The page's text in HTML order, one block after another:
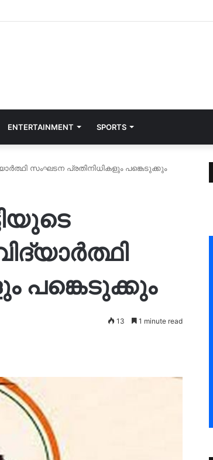
ENTERTAINMENT SPORTS
സംഘടന പ്രതിനിധികളും പങ്കെടുക്കും
പങ്കെടുക്കും
13 1 minute read